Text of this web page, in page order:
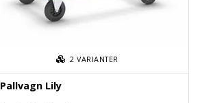
2VARIANTER
Pallvagn Lily